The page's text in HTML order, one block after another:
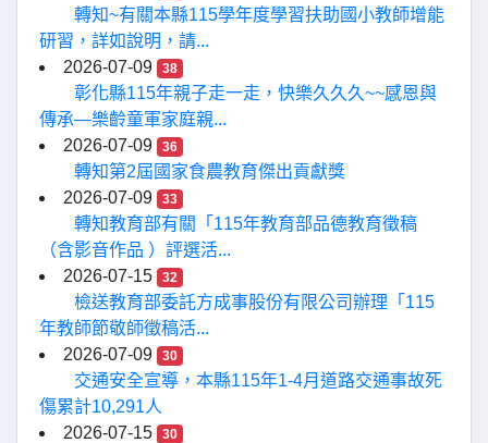
轉知~有關本縣115學年度學習扶助國小教師增能
研習，詳如說明，請...
2026-07-09
38
彰化縣115年親子走一走，快樂久久久~~感恩與
傳承—樂齡童軍家庭親...
2026-07-09
36
轉知第2屆國家食農教育傑出貢獻獎
2026-07-09
33
轉知教育部有關「115年教育部品德教育徵稿
（含影音作品 ）評選活...
2026-07-15
32
檢送教育部委託方成事股份有限公司辦理「115
年教師節敬師徵稿活...
2026-07-09
30
交通安全宣導，本縣115年1-4月道路交通事故死
傷累計10,291人
2026-07-15
30